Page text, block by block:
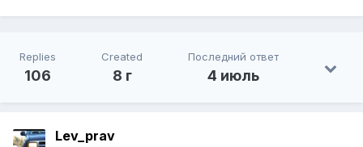
Replies
106
Created
8 г
Последний ответ
4 июль
Lev_prav